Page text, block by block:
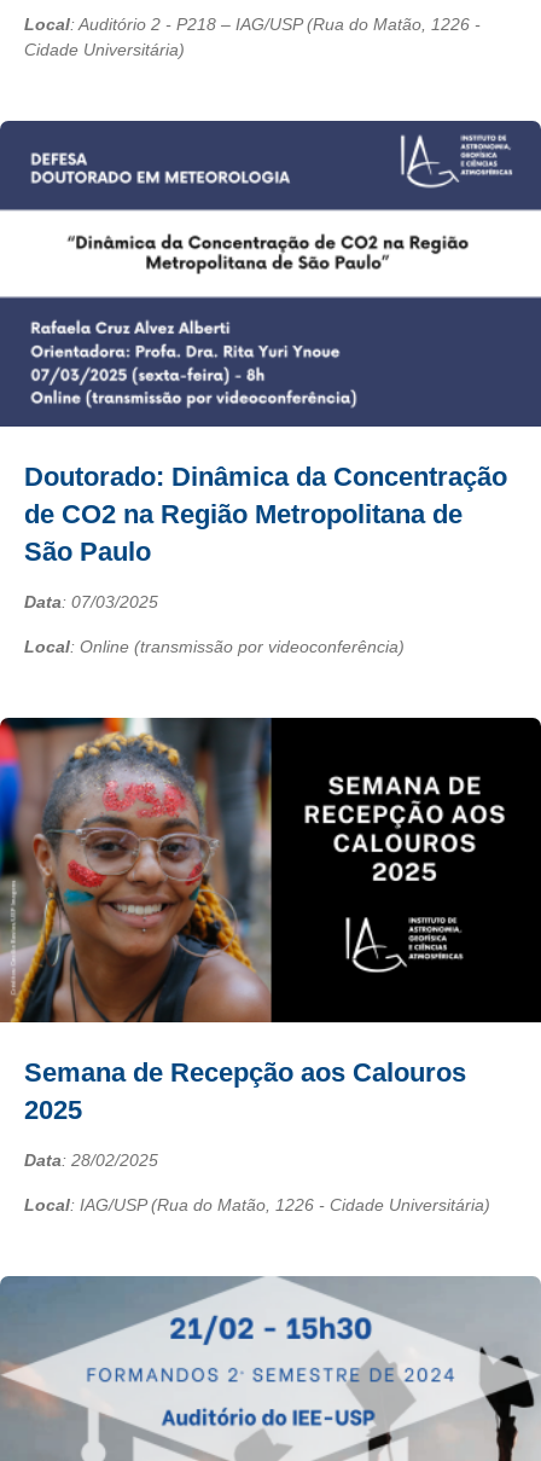
Local: Auditório 2 - P218 – IAG/USP (Rua do Matão, 1226 -
Cidade Universitária)
Doutorado: Dinâmica da Concentração
de CO2 na Região Metropolitana de
São Paulo
Data: 07/03/2025
Local: Online (transmissão por videoconferência)
Semana de Recepção aos Calouros
2025
Data: 28/02/2025
Local: IAG/USP (Rua do Matão, 1226 - Cidade Universitária)